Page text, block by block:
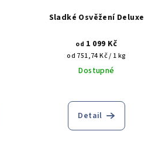
Sladké Osvěžení Deluxe
od 1 099 Kč
Měrná
cena:
od 751,74 Kč / 1 kg
Dostupné
Detail